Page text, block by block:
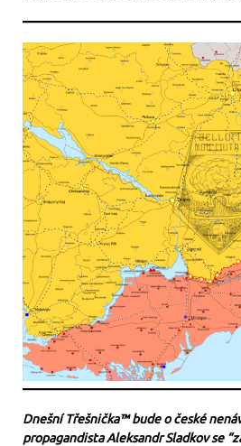
Dnešní Třešnička™ bude o české
propagandista Aleksandr Sladkov se